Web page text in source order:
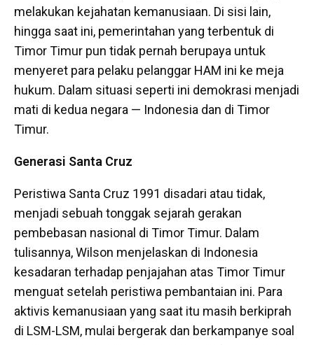
melakukan kejahatan kemanusiaan. Di sisi lain,
hingga saat ini, pemerintahan yang terbentuk di
Timor Timur pun tidak pernah berupaya untuk
menyeret para pelaku pelanggar HAM ini ke meja
hukum. Dalam situasi seperti ini demokrasi menjadi
mati di kedua negara — Indonesia dan di Timor
Timur.
Generasi Santa Cruz
Peristiwa Santa Cruz 1991 disadari atau tidak,
menjadi sebuah tonggak sejarah gerakan
pembebasan nasional di Timor Timur. Dalam
tulisannya, Wilson menjelaskan di Indonesia
kesadaran terhadap penjajahan atas Timor Timur
menguat setelah peristiwa pembantaian ini. Para
aktivis kemanusiaan yang saat itu masih berkiprah
di LSM-LSM, mulai bergerak dan berkampanye soal